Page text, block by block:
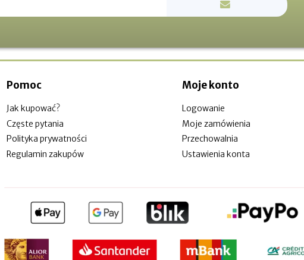
Pomoc
Jak kupować?
Częste pytania
Polityka prywatności
Regulamin zakupów
Moje konto
Logowanie
Moje zamówienia
Przechowalnia
Ustawienia konta